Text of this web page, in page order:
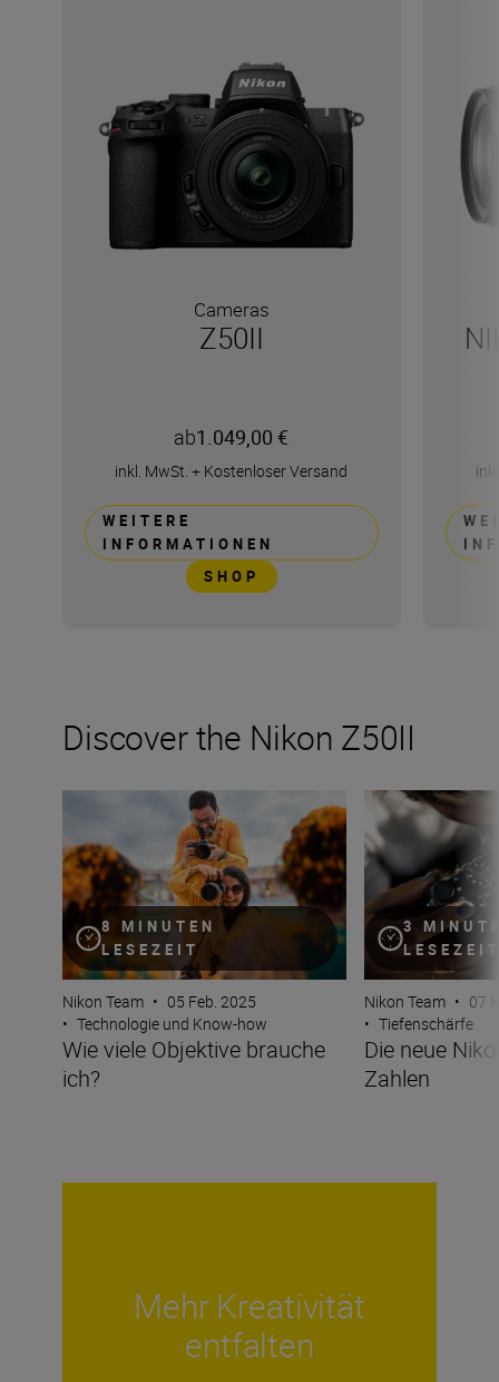
Cameras
Z50II
ab1.049,00 €
inkl. MwSt. + Kostenloser Versand
WEITERE
INFORMATIONEN
SHOP
Discover the Nikon Z50II
8 MINUTEN
LESEZEIT
Wie viele Objektive brauche ich?
Nikon Team • 05 Feb. 2025
• Technologie und Know-how
Wie viele Objektive brauche
ich?
3
Die neue Nikon
Nikon Team • 07
• Tiefenschärfe
Die neue
Zahlen
Mehr Kreativität
entfalten